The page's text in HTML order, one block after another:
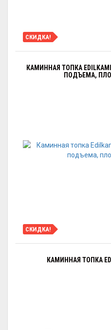
СКИДКА!
КАМИННАЯ ТОПКА
ПОДЪЕМА,
СКИДКА!
КАМИННАЯ ТОПКА